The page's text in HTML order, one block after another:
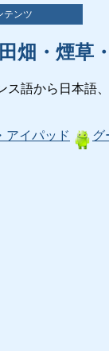
テンツ
畑・煙草
ス語から日本語
アイパッド グ